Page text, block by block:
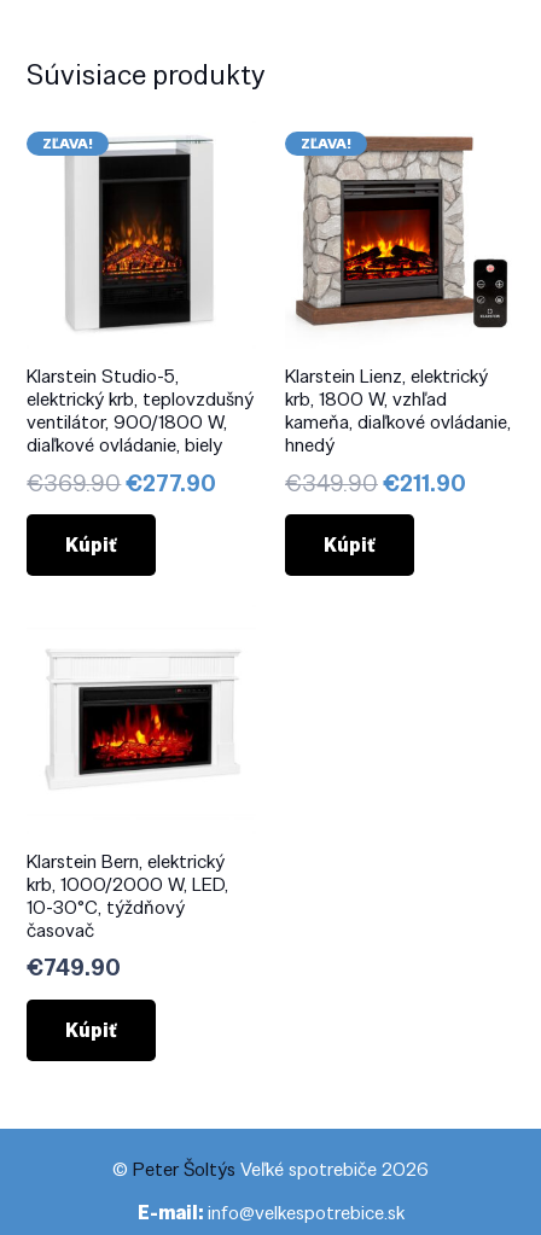
Súvisiace produkty
ZĽAVA!
Klarstein Studio-5,
elektrický krb, teplovzdušný
ventilátor, 900/1800 W,
diaľkové ovládanie, biely
€369.90Pôvodná
cena
€369.90.
€277.90 Aktuálna
€277.90.
Kúpiť
ZĽAVA!
Klarstein Lienz, elektrický
krb, 1800 W, vzhľad
kameňa, diaľkové ovládanie,
hnedý
€349.90Pôvodná
cena
€349.90.
€211.90
Kúpiť
Klarstein Bern, elektrický
krb, 1000/2000 W, LED,
10-30°C, týždňový
časovač
€749.90
Kúpiť
© Peter Šoltýs Veľké spotrebiče 2026
E-mail:info@velkespotrebice.sk